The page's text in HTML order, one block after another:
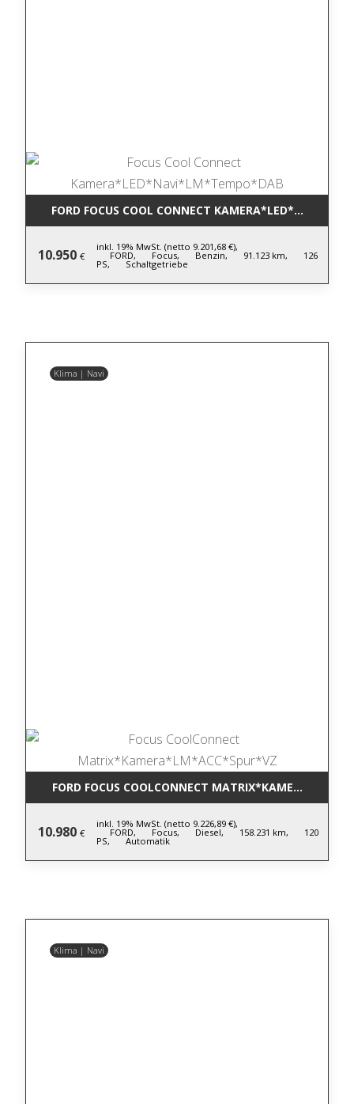
FORD FOCUS COOL CONNECT
10.950 €
inkl. 19% MwSt. (netto 9.201,68 €),
FORD, Focus, Benzin, 91.123 km, 126
PS, Schaltgetriebe
Klima | Navi
FORD FOCUS COOLCONNECT
10.980 €
inkl. 19% MwSt. (netto 9.226,89 €),
FORD, Focus, Diesel, 158.231 km, 120
PS, Automatik
Klima | Navi